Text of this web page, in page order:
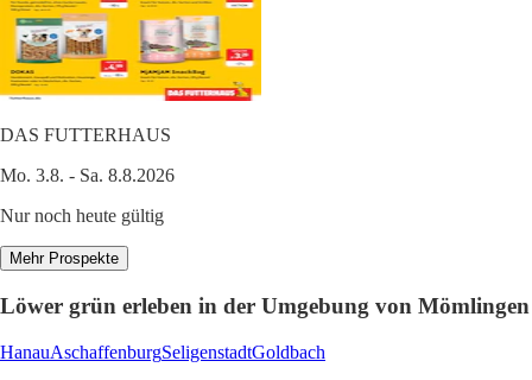
DAS FUTTERHAUS
Mo. 3.8. - Sa. 8.8.2026
Nur noch heute gültig
Mehr Prospekte
Löwer grün erleben in der Umgebung von Mömlingen
HanauAschaffenburgSeligenstadtGoldbach